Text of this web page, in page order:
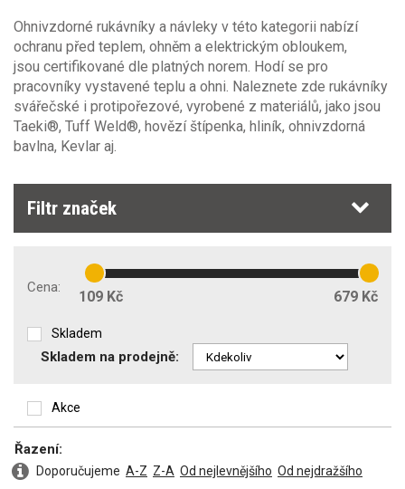
Gramáž [g/m2]
0 315
Stretch materiál
Obecné vlastnosti
Typ oděvu
doplňky
Příprava na strojní vyšívání
Střih oděvu
Kapsa na mobil
Volně visící kapsy (hřebíčenky)
Kapuce
Odepínací kapuce
Ochrana pro svařování a podobné postupy EN11611
Ochrana při svařování EN470-1
EN11611(1)
Ohnivzdorné rukávníky a návleky v této kategorii nabízí
ochranu před teplem, ohněm a elektrickým obloukem,
jsou certifikované dle platných norem. Hodí se pro
pracovníky vystavené teplu a ohni. Naleznete zde rukávníky
svářečské i protipořezové, vyrobené z materiálů, jako jsou
Taeki®, Tuff Weld®, hovězí štípenka, hliník, ohnivzdorná
bavlna, Kevlar aj.
Filtr značek
Cena:
109 Kč 679 Kč
Skladem
Skladem na prodejně:
Řazení:
Doporučujeme A-Z Z-A Od nejlevnějšího Od nejdražšího
Akce